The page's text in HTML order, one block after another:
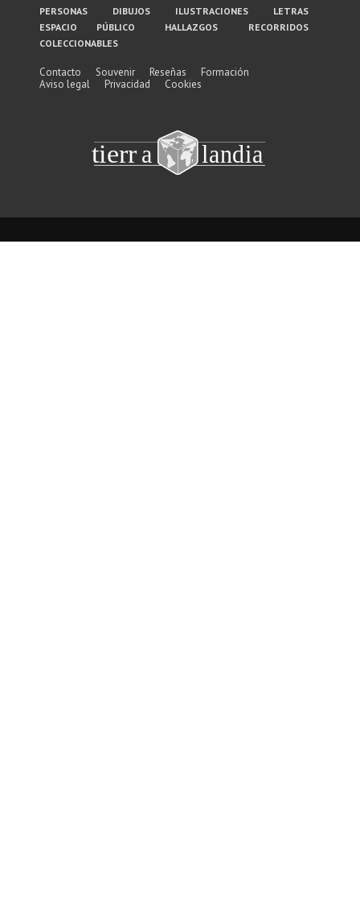
del
pie
de
personas
dibujos ilustraciones
letras
espacio público
hallazgos
recorridos
coleccionables
Contacto Souvenir Reseñas
Formación
Aviso legal
Privacidad Cookies